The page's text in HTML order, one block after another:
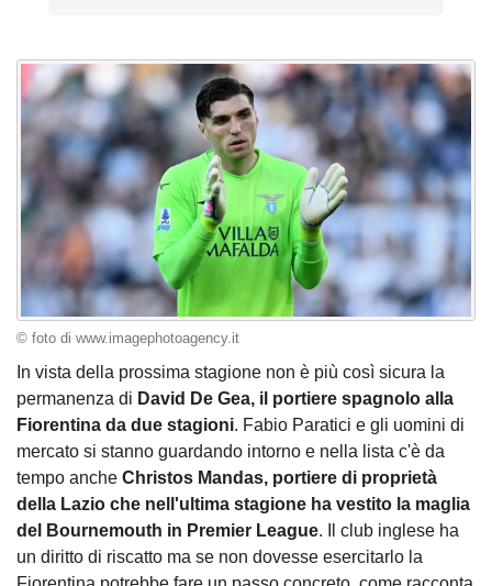
© foto di www.imagephotoagency.it
In vista della prossima stagione non è più così sicura la
permanenza di David De Gea, il portiere spagnolo alla
Fiorentina da due stagioni. Fabio Paratici e gli uomini di
mercato si stanno guardando intorno e nella lista c'è da
tempo anche Christos Mandas, portiere di proprietà
della Lazio che nell'ultima stagione ha vestito la maglia
del Bournemouth in Premier League. Il club inglese ha
un diritto di riscatto ma se non dovesse esercitarlo la